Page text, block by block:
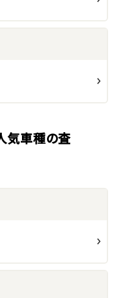
気車種の査